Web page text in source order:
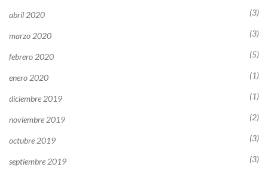
abril 2020 (3)
marzo 2020 (3)
febrero 2020 (5)
enero 2020 (1)
diciembre 2019 (1)
noviembre 2019 (2)
octubre 2019 (3)
septiembre 2019 (3)